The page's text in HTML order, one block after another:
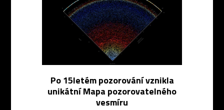
Po 15letém pozorování vznikla
unikátní Mapa pozorovatelného
vesmíru